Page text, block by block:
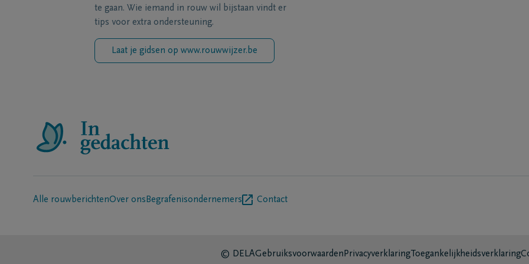
te gaan. Wie iemand in rouw wil bijstaan vindt er
tips voor extra ondersteuning.
Laat je gidsen op www.rouwwijzer.be
Alle rouwberichtenOver ons Begrafenisondernemers Contact
© DELAGebruiksvoorwaarden Privacyverklaring Toegankelijkheidsverklaring